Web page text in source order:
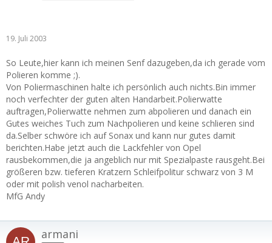
19. Juli 2003
So Leute,hier kann ich meinen Senf dazugeben,da ich gerade vom
Polieren komme ;).
Von Poliermaschinen halte ich persönlich auch nichts.Bin immer
noch verfechter der guten alten Handarbeit.Polierwatte
auftragen,Polierwatte nehmen zum abpolieren und danach ein
Gutes weiches Tuch zum Nachpolieren und keine schlieren sind
da.Selber schwöre ich auf Sonax und kann nur gutes damit
berichten.Habe jetzt auch die Lackfehler von Opel
rausbekommen,die ja angeblich nur mit Spezialpaste rausgeht.Bei
größeren bzw. tieferen Kratzern Schleifpolitur schwarz von 3 M
oder mit polish venol nacharbeiten.
MfG Andy
armani